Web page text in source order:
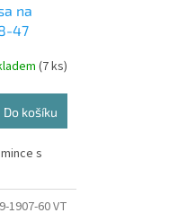
na
47
(7 ks)
Do košíku
s
1907-60 VT